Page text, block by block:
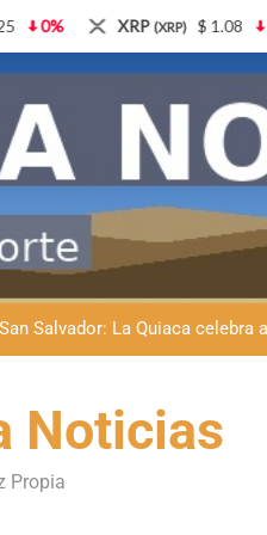
Zenteno destacó el
nacional: el municipio
Salvador: La Quiaca celebra
Zenteno destacó el
nacional: el municipio
Noticias
Propia
1.08 3.87% Solana (SOL)